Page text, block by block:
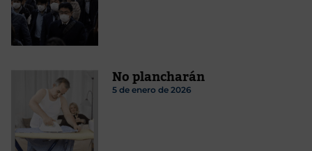
No plancharán
5 de enero de 2026